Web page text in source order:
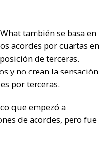
también se basa en
acordes por cuartas en
de terceras.
y no crean la sensación
por terceras.
que empezó a
de acordes, pero fue